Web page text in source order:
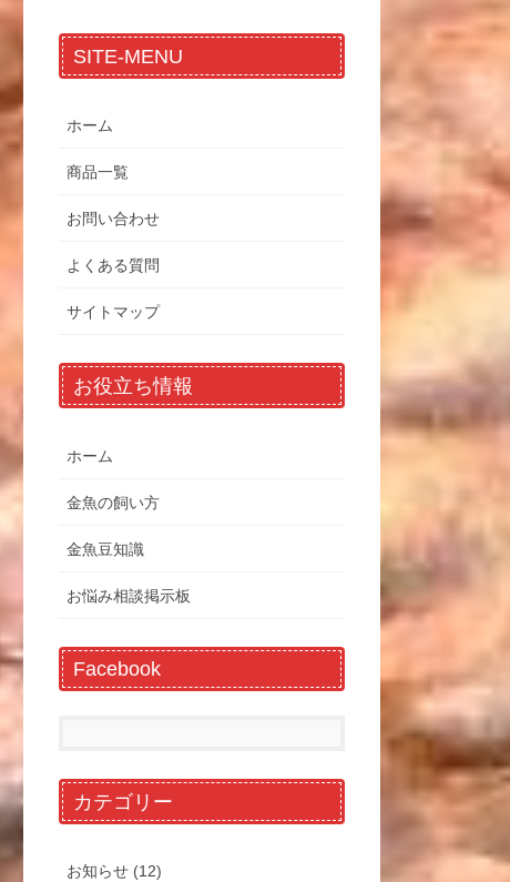
SITE-MENU
ホーム
商品一覧
お問い合わせ
よくある質問
サイトマップ
お役立ち情報
ホーム
金魚の飼い方
金魚豆知識
お悩み相談掲示板
Facebook
カテゴリー
お知らせ (12)